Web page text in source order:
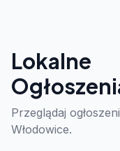
Lokalne
Przeglądaj
Włodowice.